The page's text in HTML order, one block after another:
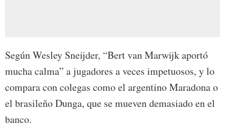
Según Wesley Sneijder, “Bert van Marwijk aportó
mucha calma” a jugadores a veces impetuosos, y lo
compara con colegas como el argentino Maradona o
el brasileño Dunga, que se mueven demasiado en el
banco.